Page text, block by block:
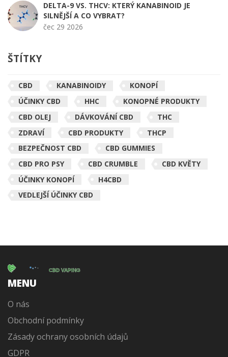
DELTA-9 VS. THCV: KTERÝ KANABINOID JE
SILNĚJŠÍ A CO VYBRAT?
čec 29 2026
ŠTÍTKY
CBD KANABINOIDY
KONOPÍ
ÚČINKY CBD
HHC
KONOPNÉ PRODUKTY
CBD OLEJ
DÁVKOVÁNÍ CBD
THC
ZDRAVÍ
CBD PRODUKTY
THCP
BEZPEČNOST CBD
CBD GUMMIES
CBD PRO PSY
CBD CRUMBLE
CBD KVĚTY
ÚČINKY KONOPÍ
H4CBD
VEDLEJŠÍ ÚČINKY CBD
MENU
O nás
Obchodní podmínky
Zásady ochrany osobních údajů
GDPR